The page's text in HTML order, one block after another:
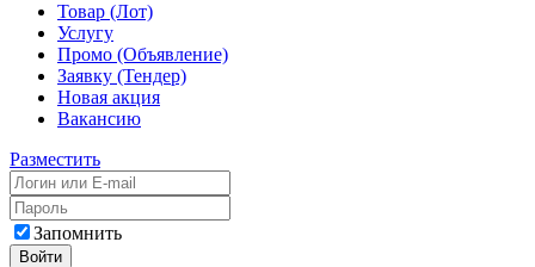
Товар (Лот)
Услугу
Промо (Объявление)
Заявку (Тендер)
Новая акция
Вакансию
Разместить
Запомнить
Войти